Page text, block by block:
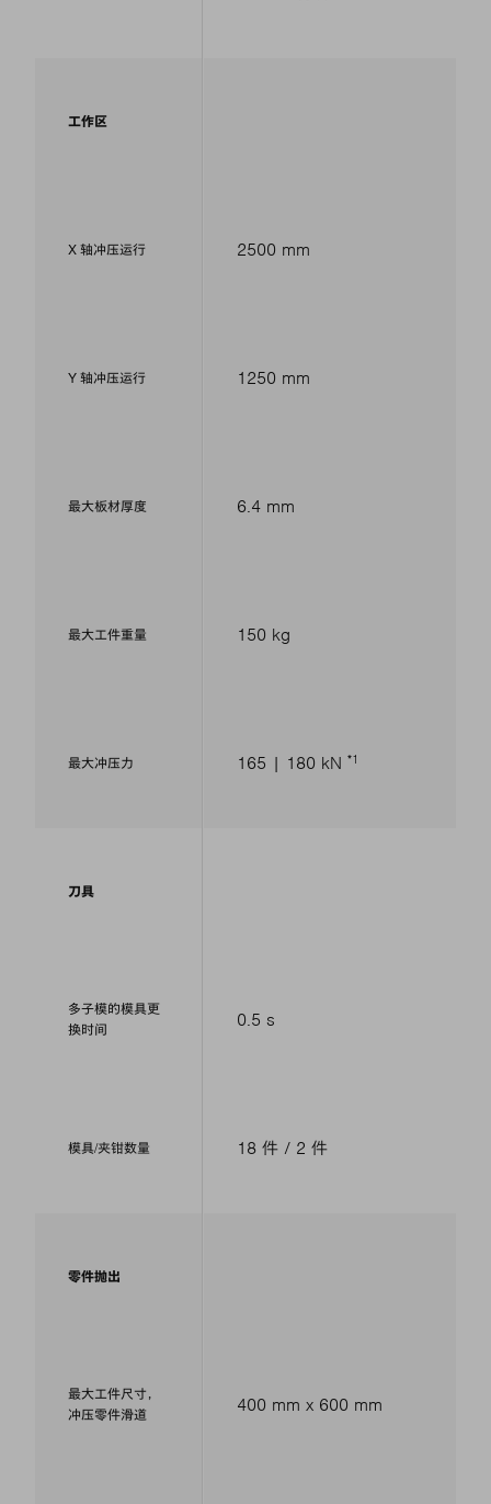
工作区
X 轴冲压运行
Y 轴冲压运行
最大板材厚度
最大工件重量
最大冲压力
刀具
多子模的模具更
换时间
模具/夹钳数量
零件抛出
最大工件尺寸，
冲压零件滑道
2500 mm
1250 mm
6.4 mm
150 kg
165 | 180 kN 1
0.5 s
18 件 / 2 件
400 mm x 600 mm